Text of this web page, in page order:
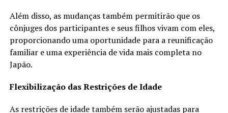
Além disso, as mudanças também permitirão que os
cônjuges dos participantes e seus filhos vivam com eles,
proporcionando uma oportunidade para a reunificação
familiar e uma experiência de vida mais completa no
Japão.
Flexibilização das Restrições de Idade
As restrições de idade também serão ajustadas para